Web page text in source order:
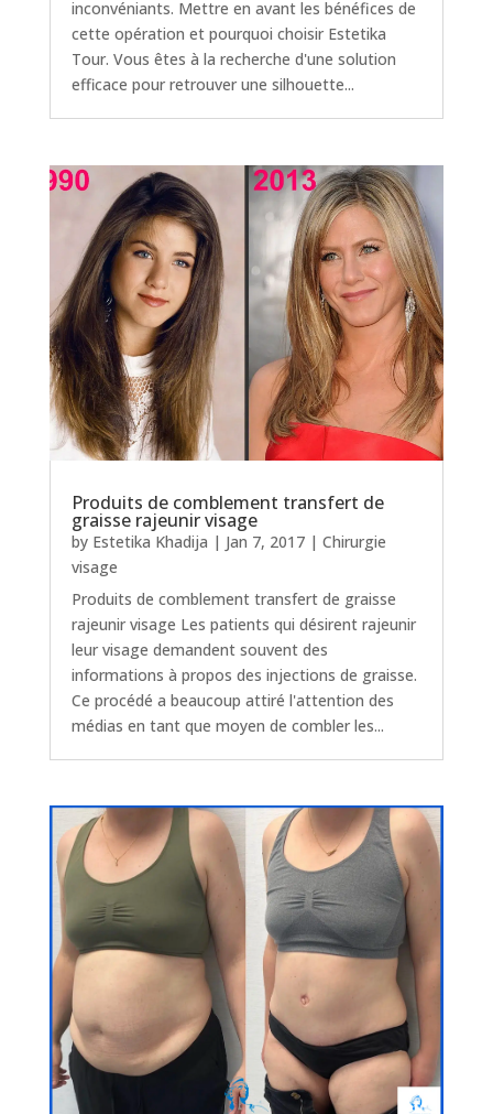
inconvéniants. Mettre en avant les bénéfices de
cette opération et pourquoi choisir Estetika
Tour. Vous êtes à la recherche d'une solution
efficace pour retrouver une silhouette...
Produits de comblement transfert de
graisse rajeunir visage
by Estetika Khadija | Jan 7, 2017| Chirurgie
visage
Produits de comblement transfert de graisse
rajeunir visage Les patients qui désirent rajeunir
leur visage demandent souvent des
informations à propos des injections de graisse.
Ce procédé a beaucoup attiré l'attention des
médias en tant que moyen de combler les...